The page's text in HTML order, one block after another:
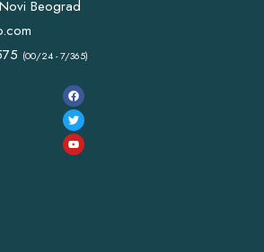
Beograd
(00/24 - 7/365)